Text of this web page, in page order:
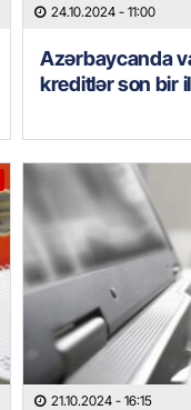
24.10.2024 - 11:00
Azərbaycanda
kreditlər son bir
21.10.2024 - 16:15